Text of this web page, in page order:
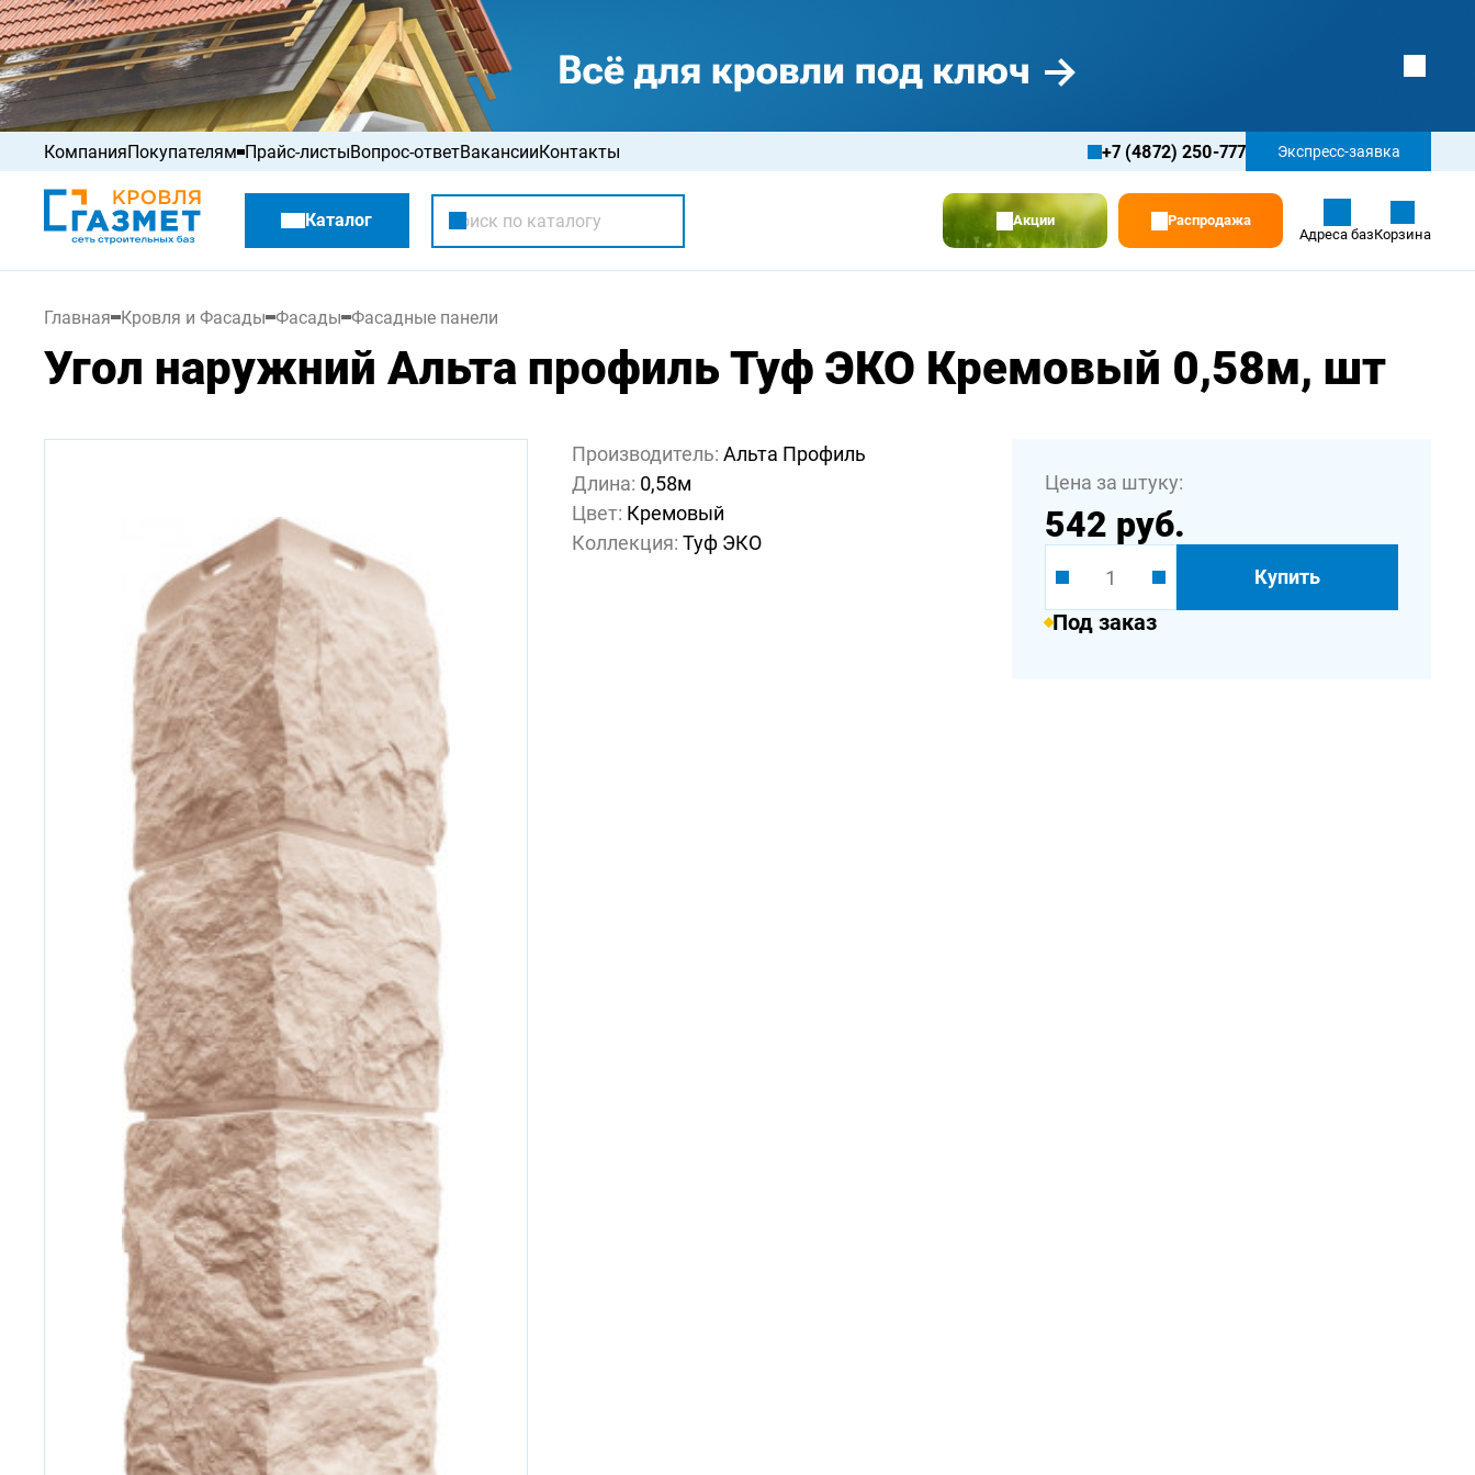
КомпанияПокупателям
Акции
Распродажа
Прайс-листыВопрос-ответВакансииКонтакты +7 (4872) 250-777 Экспресс-заявка
Каталог Акции
Распродажа
Адреса базКорзина
Главная Кровля и Фасады Фасады Фасадные панели
Угол наружний Альта профиль Туф ЭКО Кремовый 0,58м, шт
Производитель: Альта Профиль
Длина: 0,58м
Цвет: Кремовый
Коллекция: Туф ЭКО
Цена за штуку:
542 руб.
Купить
Под заказ